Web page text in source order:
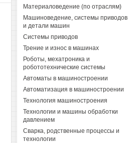
Материаловедение (по отраслям)
Машиноведение, системы приводов
и детали машин
Системы приводов
Трение и износ в машинах
Роботы, мехатроника и
робототехнические системы
Автоматы в машиностроении
Автоматизация в машиностроении
Технология машиностроения
Технологии и машины обработки
давлением
Сварка, родственные процессы и
технологии